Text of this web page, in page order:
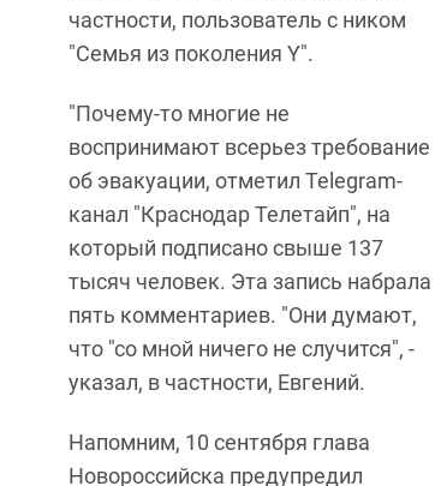
частности, пользователь с ником
"Семья из поколения Y".
"Почему-то многие не
воспринимают всерьез требование
об эвакуации, отметил Telegram-
канал "Краснодар Телетайп", на
который подписано свыше 137
тысяч человек. Эта запись набрала
пять комментариев. "Они думают,
что "со мной ничего не случится", -
указал, в частности, Евгений.
Напомним, 10 сентября глава
Новороссийска предупредил